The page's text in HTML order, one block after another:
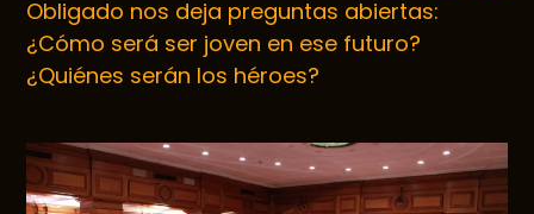
Obligado nos deja preguntas abiertas:
¿Cómo será ser joven en ese futuro?
¿Quiénes serán los héroes?